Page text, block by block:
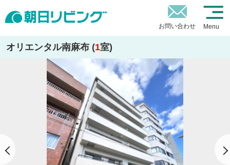
お問い合わせ Menu
オリエンタル南麻布 (1室)